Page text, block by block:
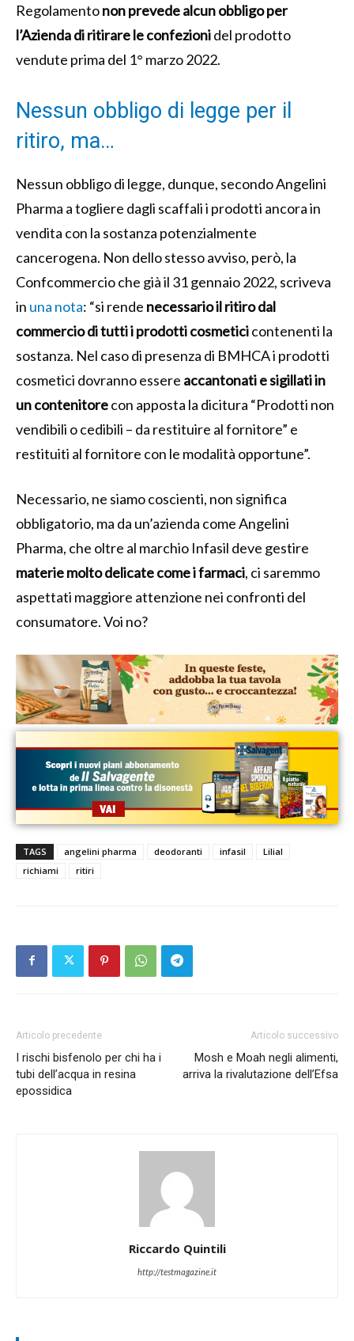
Regolamentonon prevede alcun obbligo per
l’Azienda di ritirare le confezionidel prodotto
vendute prima del 1° marzo 2022.
Nessun obbligo di legge per il
ritiro, ma…
Nessun obbligo di legge, dunque, secondo Angelini
Pharma a togliere dagli scaffali i prodotti ancora in
vendita con la sostanza potenzialmente
cancerogena. Non dello stesso avviso, però, la
Confcommercio che già il 31 gennaio 2022, scriveva
in una nota: “si rende necessario il ritiro dal
commercio di tutti i prodotti cosmeticicontenenti la
sostanza. Nel caso di presenza di BMHCA i prodotti
cosmetici dovranno essere accantonati e sigillati in
un contenitorecon apposta la dicitura “Prodotti non
vendibili o cedibili – da restituire al fornitore” e
restituiti al fornitore con le modalità opportune”.
Necessario, ne siamo coscienti, non significa
obbligatorio, ma da un’azienda come Angelini
Pharma, che oltre al marchio Infasil deve gestire
materie molto delicate come i farmaci, ci saremmo
aspettati maggiore attenzione nei confronti del
consumatore. Voi no?
TAGS angelini pharma deodoranti infasil
Lilial
richiami
ritiri
Articolo precedente
I rischi bisfenolo per chi ha i
tubi dell’acqua in resina
epossidica
Articolo successivo
Mosh e Moah negli alimenti,
arriva la rivalutazione dell’Efsa
Riccardo Quintili
http://testmagazine.it